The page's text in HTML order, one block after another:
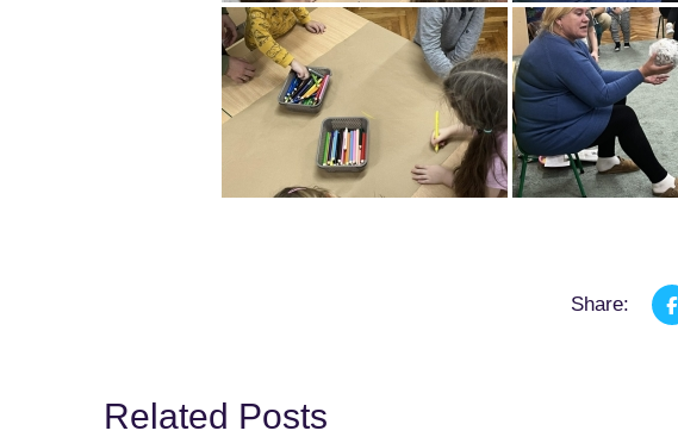
Share:
Related Posts